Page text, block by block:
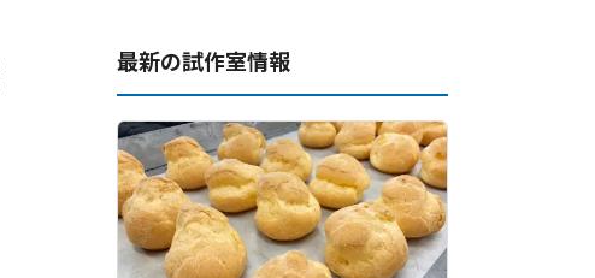
最新の試作室情報